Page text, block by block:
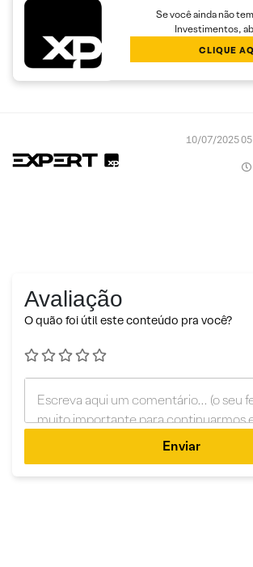
Se você ainda não
Investimentos,
CLIQUE
10/07/2025
Avaliação
O quão foi útil este conteúdo pra você?
Enviar